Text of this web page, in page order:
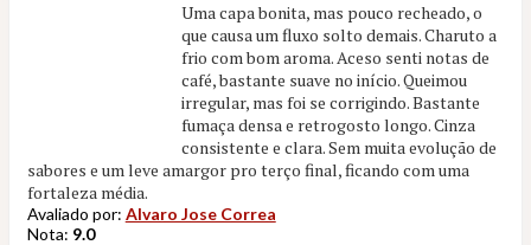
Uma capa bonita, mas pouco recheado, o
que causa um fluxo solto demais. Charuto a
frio com bom aroma. Aceso senti notas de
café, bastante suave no início. Queimou
irregular, mas foi se corrigindo. Bastante
fumaça densa e retrogosto longo. Cinza
consistente e clara. Sem muita evolução de
sabores e um leve amargor pro terço final, ficando com uma
fortaleza média.
Avaliado por: Alvaro Jose Correa
Nota: 9.0